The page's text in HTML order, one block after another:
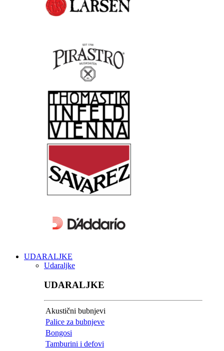
UDARALJKE
Udaraljke
UDARALJKE
Akustični bubnjevi
Palice za bubnjeve
Bongosi
Tamburini i defovi